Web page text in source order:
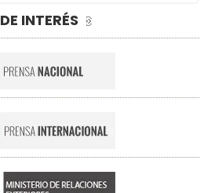
DE INTERÉS